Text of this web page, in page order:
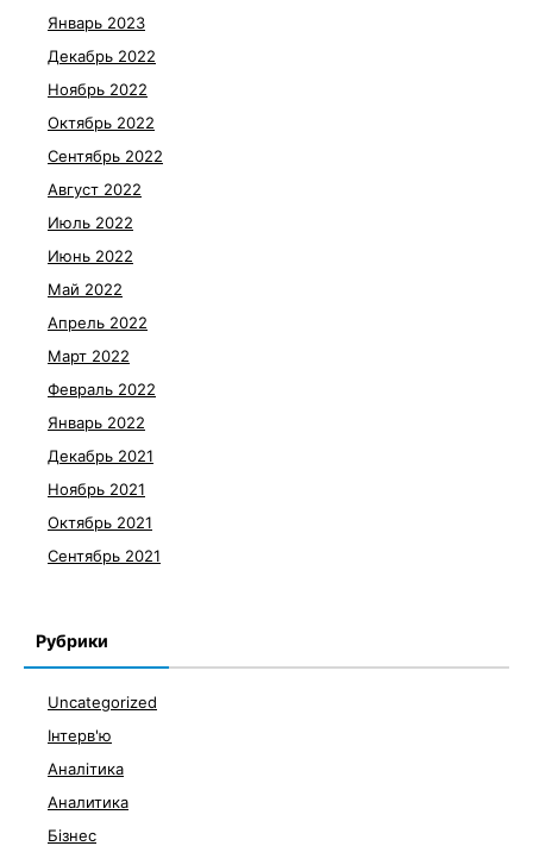
Январь 2023
Декабрь 2022
Ноябрь 2022
Октябрь 2022
Сентябрь 2022
Август 2022
Июль 2022
Июнь 2022
Май 2022
Апрель 2022
Март 2022
Февраль 2022
Январь 2022
Декабрь 2021
Ноябрь 2021
Октябрь 2021
Сентябрь 2021
Рубрики
Uncategorized
Інтерв'ю
Аналітика
Аналитика
Бізнес